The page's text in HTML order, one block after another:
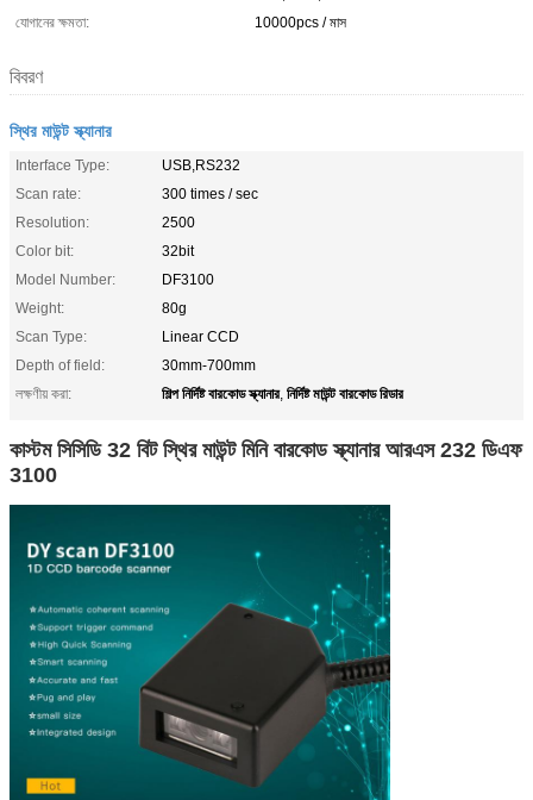
যোগানের ক্ষমতা:
10000pcs / মাস
বিবরণ
স্থির মাউন্ট স্ক্যানার
Interface Type:
USB,RS232
Scan rate:
300 times / sec
Resolution:
2500
Color bit:
32bit
Model Number:
DF3100
Weight:
80g
Scan Type:
Linear CCD
Depth of field:
30mm-700mm
লক্ষণীয় করা:
শিল্প নির্দিষ্ট বারকোড স্ক্যানার, নির্দিষ্ট মাউন্ট বারকোড রিডার
কাস্টম সিসিডি 32 বিট স্থির মাউন্ট মিনি বারকোড স্ক্যানার আরএস 232 ডিএফ
3100